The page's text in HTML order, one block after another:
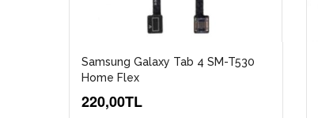
Samsung Galaxy Tab 4 SM-T530
Home Flex
220,00TL